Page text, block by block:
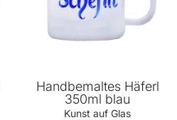
Handbemaltes Häferl
350ml blau
Kunst auf Glas